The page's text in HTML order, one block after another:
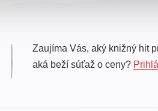
Zaujíma Vás, aký knižný hit
aká beží súťaž o ceny?